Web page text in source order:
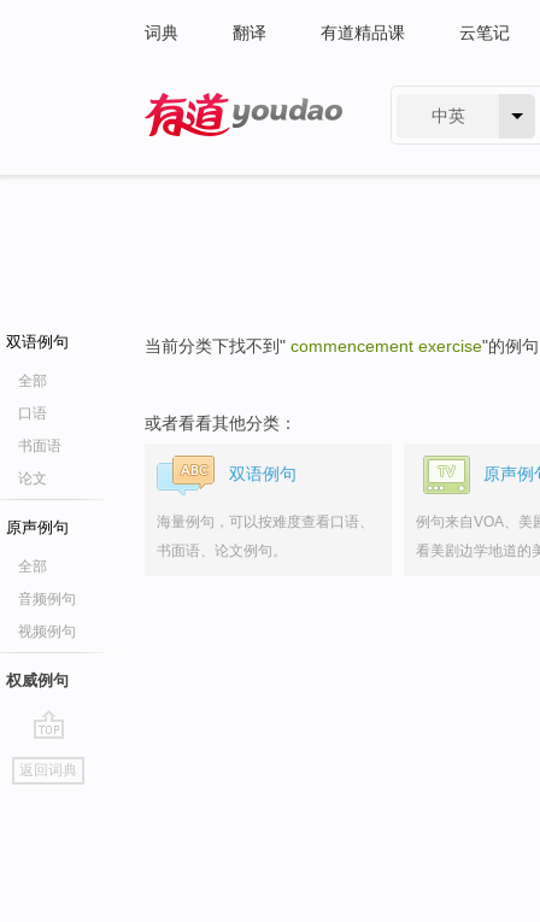
词典 翻译 有道精品课 云笔记
中英
双语例句
全部
口语
书面语
论文
原声例句
全部
音频例句
视频例句
权威例句
go
top
返回词典
当前分类下找不到" commencement exercise"的例
或者看看其他分类：
双语例句
海量例句，可以按难度查看口语、
书面语、论文例句。
原声例
例句来自VOA、美
看美剧边学地道的